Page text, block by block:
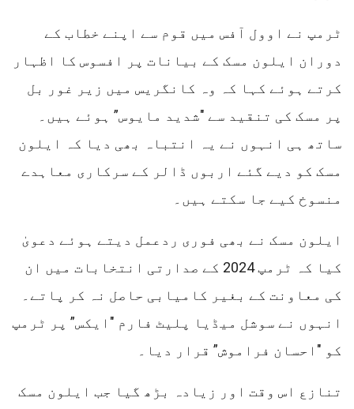
ٹرمپ نے اوول آفس میں قوم سے اپنے خطاب کے
دوران ایلون مسک کے بیانات پر افسوس کا اظہار
کرتے ہوئے کہا کہ وہ کانگریس میں زیر غور بل
پر مسک کی تنقید سے "شدید مایوس” ہوئے ہیں۔
ساتھ ہی انہوں نے یہ انتباہ بھی دیا کہ ایلون
مسک کو دیے گئے اربوں ڈالر کے سرکاری معاہدے
منسوخ کیے جا سکتے ہیں۔
ایلون مسک نے بھی فوری ردعمل دیتے ہوئے دعویٰ
کیا کہ ٹرمپ 2024 کے صدارتی انتخابات میں ان
کی معاونت کے بغیر کامیابی حاصل نہ کر پاتے۔
انہوں نے سوشل میڈیا پلیٹ فارم "ایکس” پر ٹرمپ
کو "احسان فراموش” قرار دیا۔
تنازع اس وقت اور زیادہ بڑھ گیا جب ایلون مسک